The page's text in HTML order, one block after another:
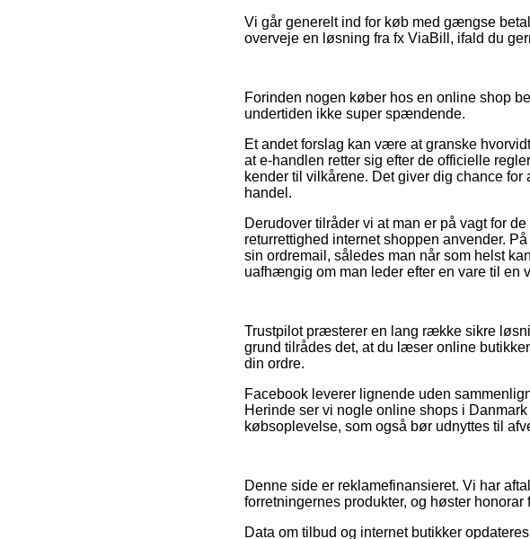
Vi går generelt ind for køb med gængse
overveje en løsning fra fx ViaBill, ifald du
Forinden nogen køber hos en online shop
undertiden ikke super spændende.
Et andet forslag kan være at granske
at e-handlen retter sig efter de officielle
kender til vilkårene. Det giver dig chance
handel.
Derudover tilråder vi at man er på vagt for
returrettighed internet shoppen anvender.
sin ordremail, således man når som helst
uafhængig om man leder efter en vare til en
Trustpilot præsterer en lang række sikre
grund tilrådes det, at du læser online
din ordre.
Facebook leverer lignende uden
Herinde ser vi nogle online shops i
købsoplevelse, som også bør udnyttes til
Denne side er reklamefinansieret. Vi har
forretningernes produkter, og høster
Data om tilbud og internet butikker